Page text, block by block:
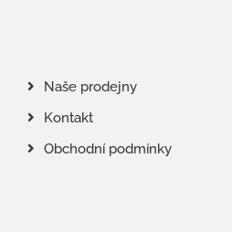
Naše prodejny
Kontakt
Obchodní podmínky